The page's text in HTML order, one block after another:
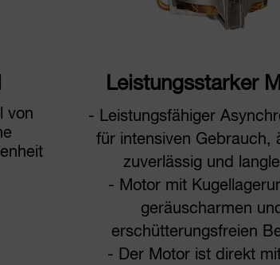
von
Leistungsstarker
- Leistungsfähiger
für intensiven Gebrauch,
zuverlässig und
- Motor mit
geräuscharmen
erschütterungsfreien
- Der Motor ist direkt